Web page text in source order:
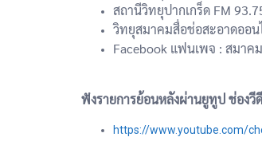
สถานีวิทยุปากเกร็ด FM
วิทยุสมาคมสื่อช่อสะอาดออ
Facebook แฟนเพจ : สมาค
ฟังรายการย้อนหลังผ่านยูทูป ช่องวี
https://www.youtube.com/